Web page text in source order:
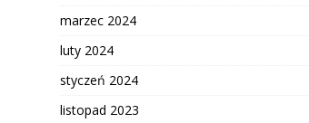
marzec 2024
luty 2024
styczeń 2024
listopad 2023